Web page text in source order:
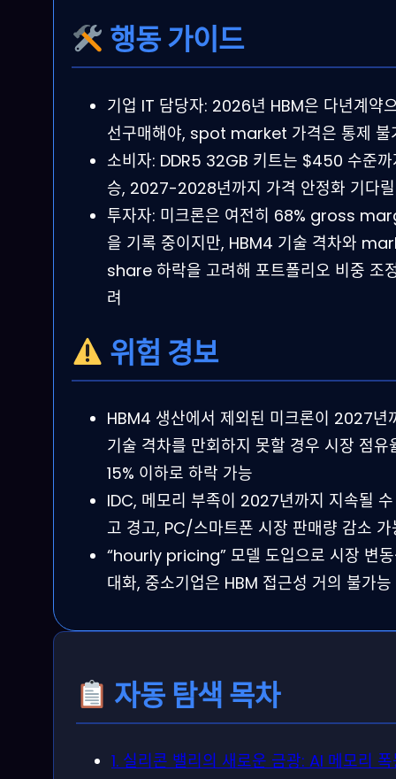
행동 가이드
기업 IT 담당자: 2026년 HBM은 다년계약
선구매해야, spot market 가격은 통제 불
소비자: DDR5 32GB 키트는 $450 수준까
승, 2027-2028년까지 가격 안정화 기다
투자자: 미크론은 여전히 68% gross
을 기록 중이지만, HBM4 기술 격차와
share 하락을 고려해 포트폴리오 비중 조
려
위험 경보
HBM4 생산에서 제외된 미크론이 2027년
기술 격차를 만회하지 못할 경우 시장 점유
15% 이하로 하락 가능
IDC, 메모리 부족이 2027년까지 지속될
고 경고, PC/스마트폰 시장 판매량 감소 가
“hourly pricing” 모델 도입으로 시장 변
대화, 중소기업은 HBM 접근성 거의 불가능
자동 탐색 목차
1. 실리콘 밸리의 새로운 금광: AI 메모리